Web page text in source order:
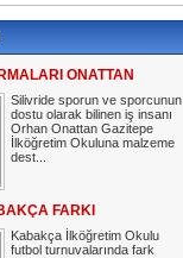
ONATTAN
Silivride sporun ve sporcunun
dostu olarak bilinen iş insanı
Orhan Onattan Gazitepe
İlköğretim Okuluna malzeme
dest...
FARKI
Kabakça İlköğretim Okulu
futbol turnuvalarında fark